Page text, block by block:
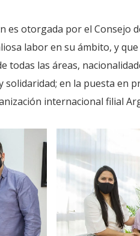
es otorgada por el Consejo
labor en su ámbito, y
todas las áreas,
en la puesta en
internacional filial